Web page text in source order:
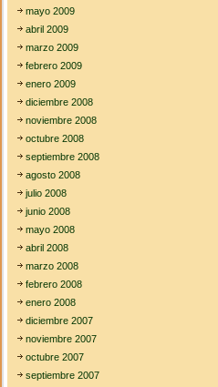
mayo 2009
abril 2009
marzo 2009
febrero 2009
enero 2009
diciembre 2008
noviembre 2008
octubre 2008
septiembre 2008
agosto 2008
julio 2008
junio 2008
mayo 2008
abril 2008
marzo 2008
febrero 2008
enero 2008
diciembre 2007
noviembre 2007
octubre 2007
septiembre 2007